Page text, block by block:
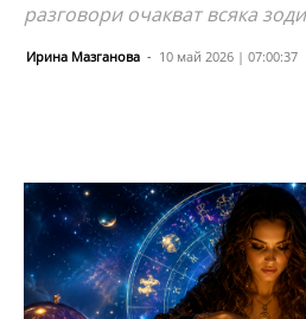
разговори очакват всяка
Ирина Мазганова - 10 май 2026 | 07:00:37